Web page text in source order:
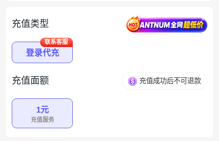
充值类型
联系客服
登录代充
充值面额 充值成功后不可退款
1元
充值服务